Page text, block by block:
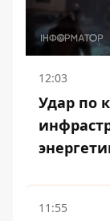
12:03
Удар по
11:55